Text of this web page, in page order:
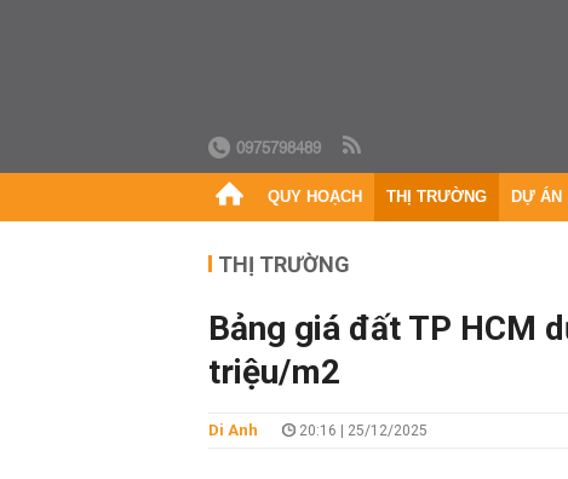
0975798489
QUY HOẠCH THỊ TRƯỜNG DỰ ÁN
THỊ TRƯỜNG
Bảng giá đất TP HCM
triệu/m2
Di Anh 20:16 | 25/12/2025